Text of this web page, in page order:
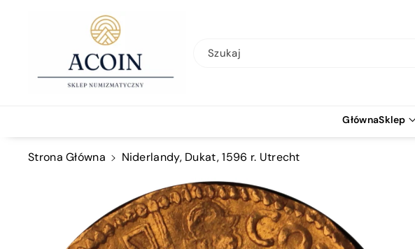
Szukaj
GłównaSklep
Strona Główna Niderlandy, Dukat, 1596 r. Utrecht